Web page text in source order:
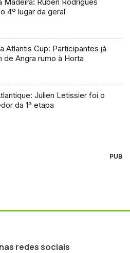
Madeira: Rúben Rodrigues
4º lugar da geral
Atlantis Cup: Participantes já
de Angra rumo à Horta
Julien Letissier foi o
da 1ª etapa
PUB
redes sociais